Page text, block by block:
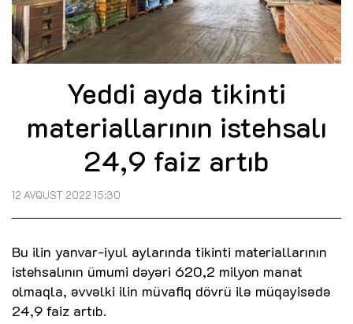
Yeddi ayda tikinti
materiallarının istehsalı
24,9 faiz artıb
12 AVQUST 2022 15:30
Bu ilin yanvar-iyul aylarında tikinti materiallarının
istehsalının ümumi dəyəri 620,2 milyon manat
olmaqla, əvvəlki ilin müvafiq dövrü ilə müqayisədə
24,9 faiz artıb.